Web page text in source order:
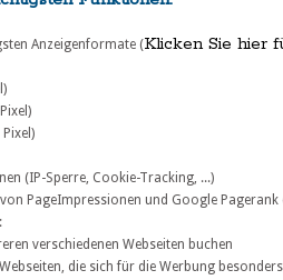
Anzeigenformate (Klicken Sie hier
(IP-Sperre, Cookie-Tracking, ...)
PageImpressionen und Google Pagerank
verschiedenen Webseiten buchen
die sich für die Werbung